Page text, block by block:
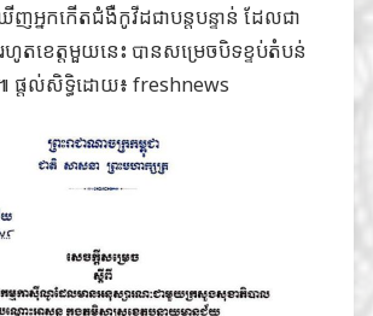
អ្នកកើតជំងឺកូវីដជាបន្ដបន្ទាន់ ដែលជា
តខេត្តមួយនេះ បានសម្រេចបិទខ្ទប់តំបន់
តល់សិទ្ធិដោយ៖ freshnews